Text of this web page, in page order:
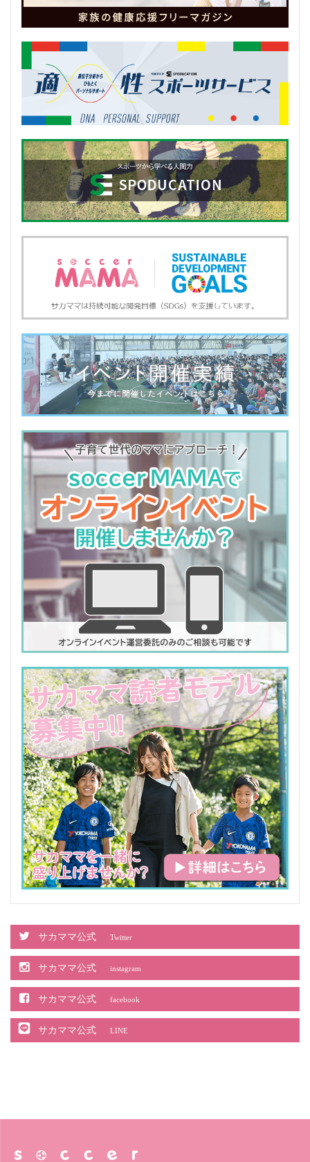
サカママ公式 Twitter
サカママ公式 instagram
サカママ公式 facebook
サカママ公式 LINE